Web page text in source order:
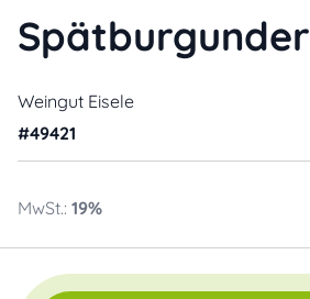
Spätburgunder
Weingut Eisele
#49421
MwSt.: 19%